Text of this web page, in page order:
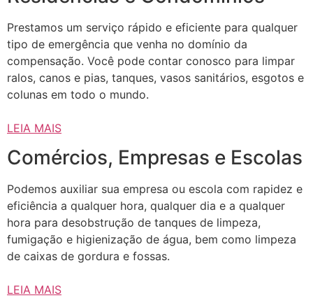
Prestamos um serviço rápido e eficiente para qualquer
tipo de emergência que venha no domínio da
compensação. Você pode contar conosco para limpar
ralos, canos e pias, tanques, vasos sanitários, esgotos e
colunas em todo o mundo.
LEIA MAIS
Comércios, Empresas e Escolas
Podemos auxiliar sua empresa ou escola com rapidez e
eficiência a qualquer hora, qualquer dia e a qualquer
hora para desobstrução de tanques de limpeza,
fumigação e higienização de água, bem como limpeza
de caixas de gordura e fossas.
LEIA MAIS